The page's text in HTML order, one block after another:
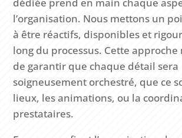
l’organisation. Nous mettons un
à être réactifs, disponibles et
long du processus. Cette
de garantir que chaque détail sera
soigneusement orchestré, que ce
lieux, les animations, ou la
prestataires.